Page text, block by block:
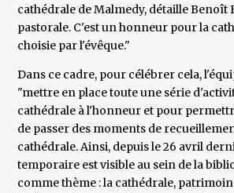
cathédrale de Malmedy, détaille Benoît
pastorale. C'est un honneur pour la
choisie par l'évêque."
Dans ce cadre, pour célébrer cela,
"mettre en place toute une série
cathédrale à l'honneur et pour
de passer des moments de
cathédrale. Ainsi, depuis le 26 avril
temporaire est visible au sein de la
comme thème : la cathédrale,